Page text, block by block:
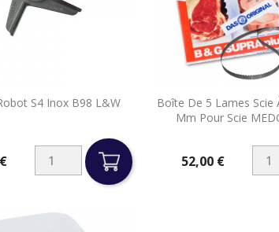
S4 Inox B98 L&W
Aperçu rapide
Boîte De 5 Lames Scie
Mm Pour Scie
52,00 €
Aperçu